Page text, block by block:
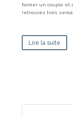
former un couple et
retrouvés trois
Lire la suite